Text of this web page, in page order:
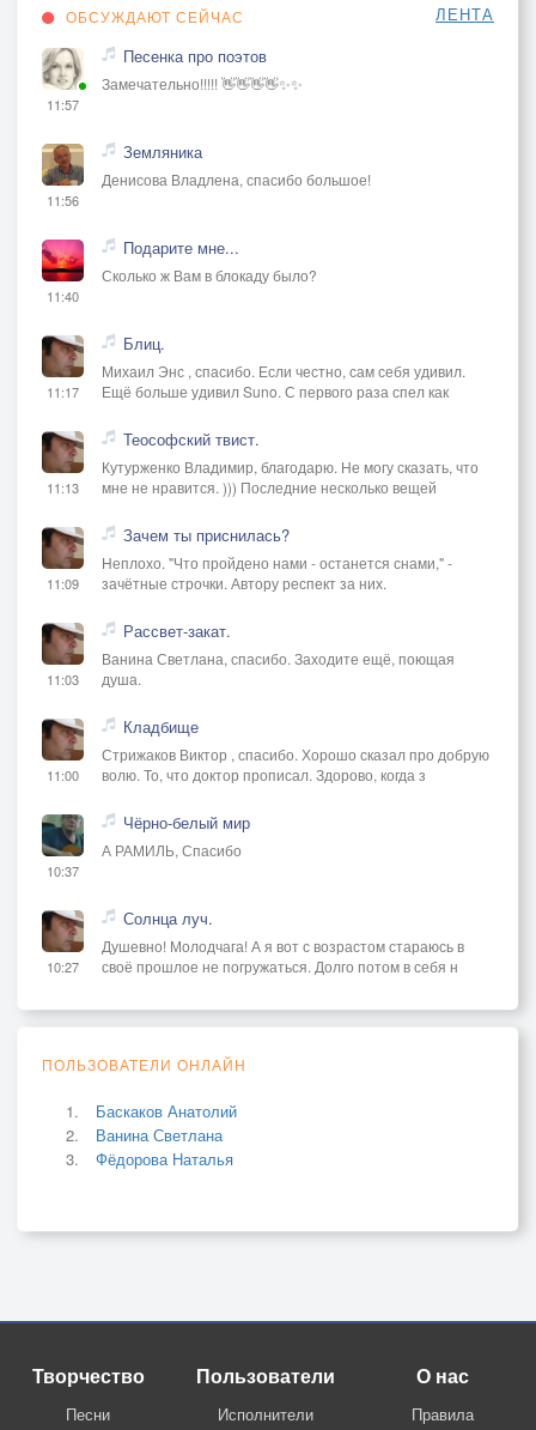
ОБСУЖДАЮТ СЕЙЧАС ЛЕНТА
11:57
Песенка про поэтов
Замечательно!!!!! 👋👋👋👋✨✨
11:56
Земляника
Денисова Владлена, спасибо большое!
11:40
Подарите мне...
Сколько ж Вам в блокаду было?
11:17
Блиц.
Михаил Энс , спасибо. Если честно, сам себя удивил.
Ещё больше удивил Suno. С первого раза спел как
11:13
Теософский твист.
Кутурженко Владимир, благодарю. Не могу сказать, что
мне не нравится. ))) Последние несколько вещей
11:09
Зачем ты приснилась?
Неплохо. "Что пройдено нами - останется снами," -
зачётные строчки. Автору респект за них.
11:03
Рассвет-закат.
Ванина Светлана, спасибо. Заходите ещё, поющая
душа.
11:00
Кладбище
Стрижаков Виктор , спасибо. Хорошо сказал про добрую
волю. То, что доктор прописал. Здорово, когда з
10:37
Чёрно-белый мир
А РАМИЛЬ, Спасибо
10:27
Солнца луч.
Душевно! Молодчага! А я вот с возрастом стараюсь в
своё прошлое не погружаться. Долго потом в себя н
ПОЛЬЗОВАТЕЛИ ОНЛАЙН
Баскаков Анатолий
Ванина Светлана
Фёдорова Наталья
Творчество
Песни
Пользователи
Исполнители
О нас
Правила